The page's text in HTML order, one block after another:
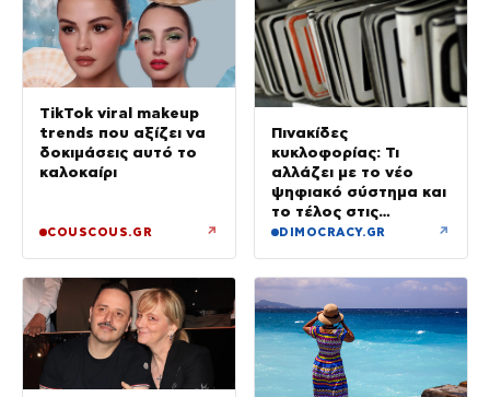
TikTok viral makeup
trends που αξίζει να
δοκιμάσεις αυτό το
καλοκαίρι
COUSCOUS.GR ↗
Πινακίδες
κυκλοφορίας: Τι
αλλάζει με το νέο
ψηφιακό σύστημα και
το τέλος στις
καθυστερήσεις
DIMOCRACY.GR ↗